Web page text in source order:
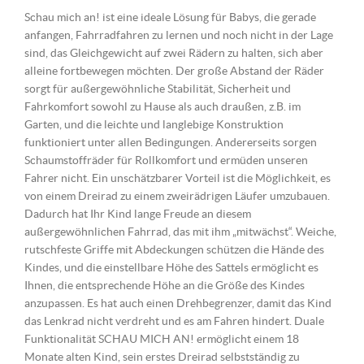
Schau mich an! ist eine ideale Lösung für Babys, die gerade
anfangen, Fahrradfahren zu lernen und noch nicht in der Lage
sind, das Gleichgewicht auf zwei Rädern zu halten, sich aber
alleine fortbewegen möchten. Der große Abstand der Räder
sorgt für außergewöhnliche Stabilität, Sicherheit und
Fahrkomfort sowohl zu Hause als auch draußen, z.B. im
Garten, und die leichte und langlebige Konstruktion
funktioniert unter allen Bedingungen. Andererseits sorgen
Schaumstoffräder für Rollkomfort und ermüden unseren
Fahrer nicht. Ein unschätzbarer Vorteil ist die Möglichkeit, es
von einem Dreirad zu einem zweirädrigen Läufer umzubauen.
Dadurch hat Ihr Kind lange Freude an diesem
außergewöhnlichen Fahrrad, das mit ihm „mitwächst“. Weiche,
rutschfeste Griffe mit Abdeckungen schützen die Hände des
Kindes, und die einstellbare Höhe des Sattels ermöglicht es
Ihnen, die entsprechende Höhe an die Größe des Kindes
anzupassen. Es hat auch einen Drehbegrenzer, damit das Kind
das Lenkrad nicht verdreht und es am Fahren hindert. Duale
Funktionalität SCHAU MICH AN! ermöglicht einem 18
Monate alten Kind, sein erstes Dreirad selbstständig zu